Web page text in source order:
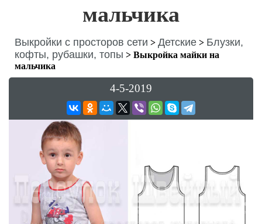
мальчика
Выкройки с просторов сети > Детские > Блузки,
кофты, рубашки, топы > Выкройка майки на
мальчика
4-5-2019